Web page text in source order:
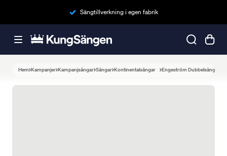
Sängtillverkning i egen fabrik
Hem Kampanjer Kampanjsängar Sängar Kontinentalsängar Engeström Dubbelsäng